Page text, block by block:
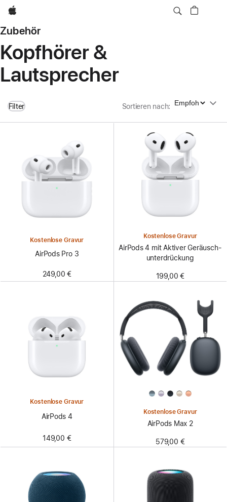
Apple
Zubehör
Kopfhörer &
Lautsprecher
Filter Sortieren nach: Sortieren nach
Kostenlose Gravur
AirPods Pro 3
249,00 €
Kostenlose Gravur
AirPods 4 mit Aktiver Geräusch­
unter­drückung
199,00 €
Kostenlose Gravur
AirPods 4
149,00 €
Kostenlose Gravur
AirPods Max 2
579,00 €